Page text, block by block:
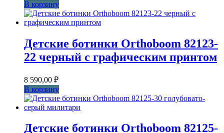
В корзину
Детские ботинки Orthoboom 82123-
22 черный с графическим принтом
8 590,00 ₽
В корзину
Детские ботинки Orthoboom 82125-